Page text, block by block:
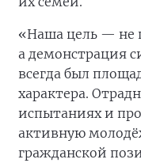
«Наша цель — не
а демонстрация
всегда был
характера.
испытаниях и
активную
гражданской